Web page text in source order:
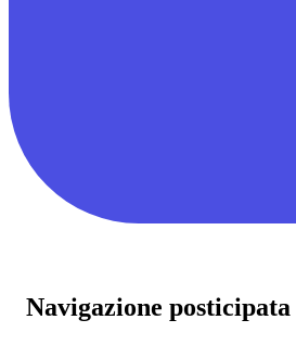
Navigazione posticipata